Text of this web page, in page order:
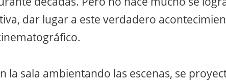
dar lugar a este verdadero
la sala ambientando las escenas, se